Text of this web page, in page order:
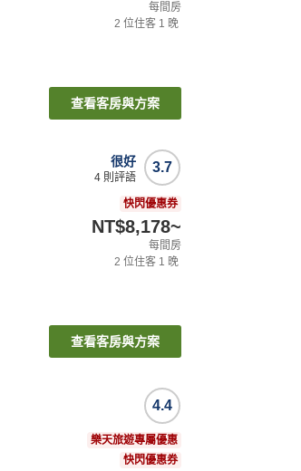
每間房
2 位住客 1 晚
查看客房與方案
3.7
很好
4 則評語
快閃優惠券
NT$8,178~
每間房
2 位住客 1 晚
查看客房與方案
4.4
樂天旅遊專屬優惠
快閃優惠券